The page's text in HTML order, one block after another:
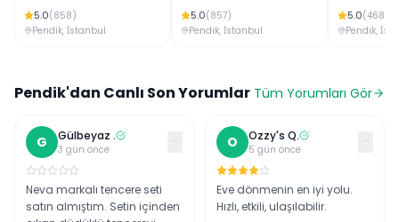
5.0(858)
Pendik, İstanbul
5.0(857)
Pendik, İstanbul
5.0(468
Pendik,
Pendik'dan Canlı Son Yorumlar Tüm Yorumları Gör
G Gülbeyaz .
3 gün önce ···
Neva markalı tencere seti
satın almıştım. Setin içinden
O Ozzy's Q.
5 gün önce ···
Eve dönmenin en iyi yolu.
Hızlı, etkili, ulaşılabilir.